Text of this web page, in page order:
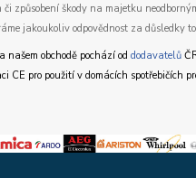
či způsobení škody na majetku
jakoukoliv odpovědnost za důsledky
našem obchodě pochází oddodavatelů
CE pro použití v domácích spotřebičích